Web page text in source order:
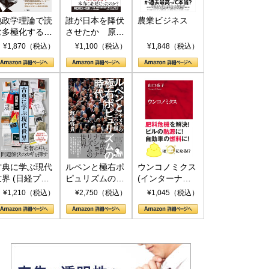
政学理論で読
多極化する世
トランプと
¥1,870（税込）
誰が日本を降伏
させたか 原爆
投下、ソ連参
(PHP新書)
¥1,100（税込）
農業ビジネス
¥1,848（税込）
典に学ぶ現代
界 (日経プレ
アシリーズ)
¥1,210（税込）
ルペンと極右ポ
ピュリズムの時
代：〈ヤヌス〉
¥2,750（税込）
ウンコノミクス
(インターナシ
ョナル新書)
¥1,045（税込）